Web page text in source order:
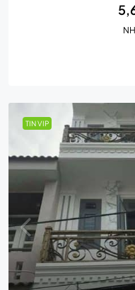
TIN VIP